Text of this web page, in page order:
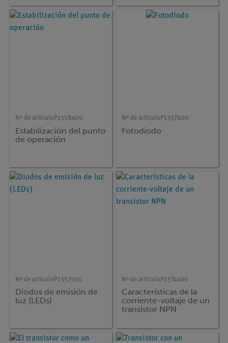
Nº de artículo P1358400
Estabilización del punto
de operación
Nº de artículo P1357600
Fotodiodo
Nº de artículo P1357500
Diodos de emisión de
luz (LEDs)
Nº de artículo P1374400
Características de la
corriente-voltaje de un
transistor NPN